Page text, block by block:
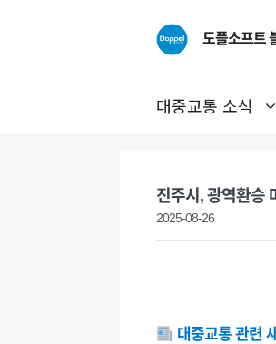
도플소프트
대중교통 소식
진주시, 광역환승
2025-08-26
대중교통 관련